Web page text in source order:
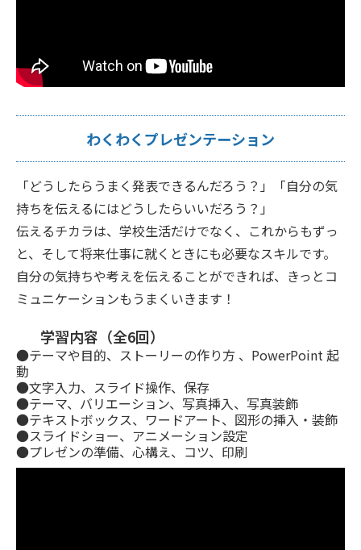
わくわくプレゼンテーション
「どうしたらうまく発表できるんだろう？」「自分の気
持ちを伝えるにはどうしたらいいだろう？」
伝えるチカラは、学校生活だけでなく、これからもずっ
と、そして将来仕事に就くときにも必要なスキルです。
自分の気持ちや考えを伝えることができれば、きっとコ
ミュニケーションもうまくいきます！
学習内容（全6回）
●テーマや目的、ストーリーの作り方 、PowerPoint 起
動
●文字入力、スライド操作、保存
●テーマ、バリエーション、写真挿入、写真装飾
●テキストボックス、ワードアート、図形の挿入・装飾
●スライドショー、アニメーション設定
●プレゼンの準備、心構え、コツ、印刷